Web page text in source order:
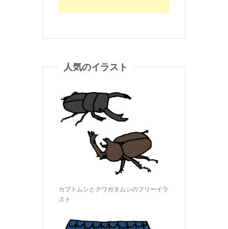
人気のイラスト
カブトムシとクワガタムシのフリーイラ
スト